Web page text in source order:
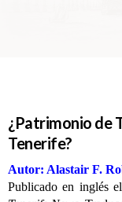
¿Patrimonio de
Tenerife?
Autor: Alastair F.
Publicado en inglés